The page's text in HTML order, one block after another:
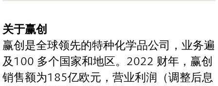
关于赢创
赢创是全球领先的特种化学品公司，业务遍
及100 多个国家和地区。2022 财年，赢创
销售额为185亿欧元，营业利润（调整后息